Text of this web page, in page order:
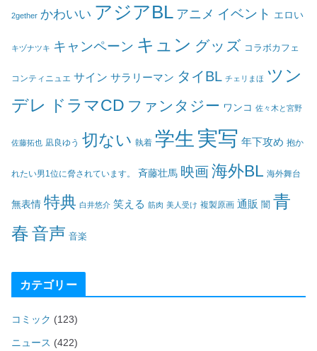
2gether かわいい アジアBL アニメ イベント エロい
キヅナツキ キャンペーン キュン グッズ コラボカフェ
コンティニュエ サイン サラリーマン タイBL チェリまほ ツン
デレ ドラマCD ファンタジー ワンコ 佐々木と宮野
佐藤拓也 凪良ゆう 切ない 執着 学生 実写 年下攻め 抱か
れたい男1位に脅されています。 斉藤壮馬 映画海外BL 海外舞台
無表情 特典 白井悠介 笑える 筋肉 美人受け 複製原画 通販 闇 青
春音声 音楽
カテゴリー
コミック (123)
ニュース (422)